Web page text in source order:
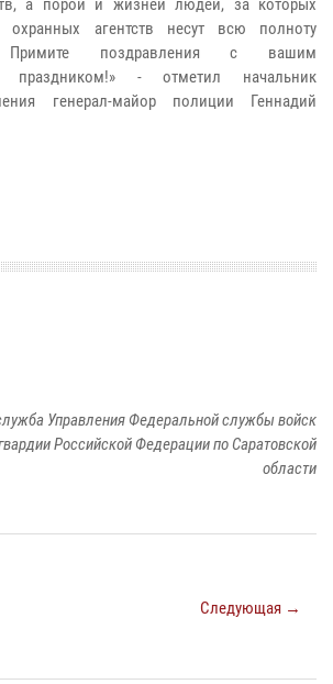
а порой и жизней людей, за которых
охранных агентств несут всю полноту
Примите поздравления с вашим
праздником!» - отметил начальник
генерал-майор полиции Геннадий
Управления Федеральной службы войск
Российской Федерации по Саратовской
области
Следующая →